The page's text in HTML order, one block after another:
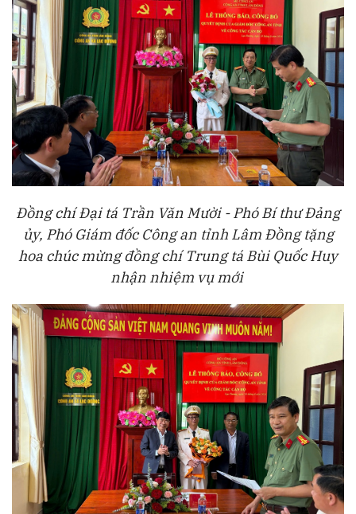
Đồng chíĐại tá Trần Văn Mười - Phó Bí thư Đảng
ủy, Phó Giám đốc Công an tỉnh Lâm Đồngtặng
hoa chúc mừng đồng chí Trung tá Bùi Quốc Huy
nhận nhiệm vụ mới